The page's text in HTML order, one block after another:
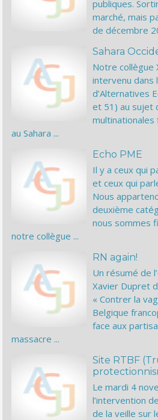
publiques.
marché, mais
de décembre
Sahara
Notre collègue
intervenu dans
d’Alternatives
et 51) au sujet
multinationales
au Sahara ...
Echo PME
Il y a ceux qui
et ceux qui
Nous
deuxième
nous sommes
notre collègue ...
RN again!
Un résumé de
Xavier Dupret
« Contrer la
Belgique
face aux
massacre ...
Site RTBF
Le mardi 4
l’intervention
de la veille sur